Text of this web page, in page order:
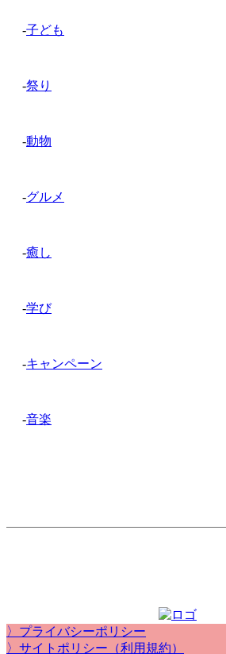
-子ども
-祭り
-動物
-グルメ
-癒し
-学び
-キャンペーン
-音楽
〉プライバシーポリシー
〉サイトポリシー（利用規約）